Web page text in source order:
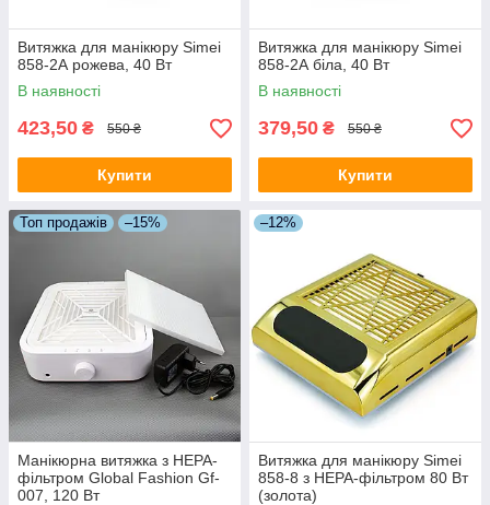
Витяжка для манікюру Simei
858-2А рожева, 40 Вт
В наявності
423,50 ₴ 550 ₴
Купити
Витяжка для манікюру Simei
858-2А біла, 40 Вт
В наявності
379,50 ₴ 550 ₴
Купити
Топ продажів –15%
Манікюрна витяжка з НЕРА-
фільтром Global Fashion Gf-
007, 120 Вт
–12%
Витяжка для манікюру Simei
858-8 з НЕРА-фільтром 80 Вт
(золота)